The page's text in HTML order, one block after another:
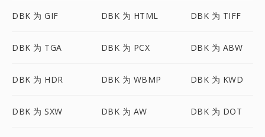
DBK 为 GIF DBK 为 HTML DBK 为 TIFF
DBK 为 TGA DBK 为 PCX DBK 为 ABW
DBK 为 HDR DBK 为 WBMP DBK 为 KWD
DBK 为 SXW DBK 为 AW DBK 为 DOT